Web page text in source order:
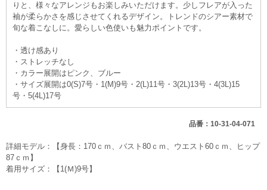
りと、様々なアレンジもお楽しみいただけます。少しフレアが入った
袖が柔らかさを感じさせてくれるデザイン。トレンドのシアー素材で
旬な着こなしに。愛らしい色使いも魅力ポイントです。
・透け感あり
・ストレッチなし
・カラー展開はピンク、ブルー
・サイズ展開は0(S)7号・1(M)9号・2(L)11号・3(2L)13号・4(3L)15
号・5(4L)17号
品番：10-31-04-071
詳細モデル：【身長：170ｃｍ、バスト80ｃｍ、ウエスト60ｃｍ、ヒップ
87ｃｍ】
着用サイズ：【1(Ｍ)9号】